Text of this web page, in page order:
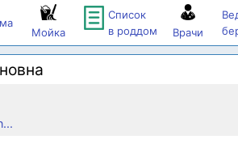
Мойка
Список
в роддом
Врачи